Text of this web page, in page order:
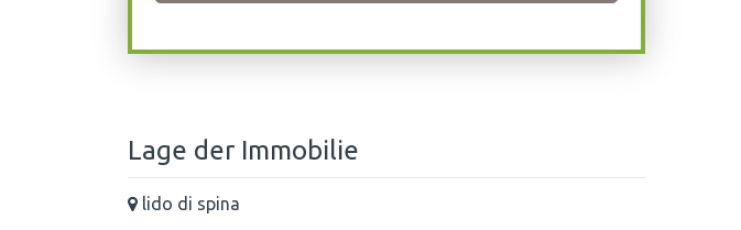
Lage der Immobilie
lido di spina